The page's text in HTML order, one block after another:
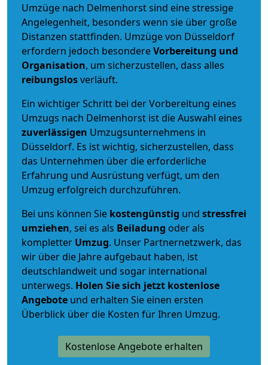
Umzüge nach Delmenhorst sind eine stressige
Angelegenheit, besonders wenn sie über große
Distanzen stattfinden. Umzüge von Düsseldorf
erfordern jedoch besondereVorbereitung und
Organisation, um sicherzustellen, dass alles
reibungslosverläuft.
Ein wichtiger Schritt bei der Vorbereitung eines
Umzugs nach Delmenhorst ist die Auswahl eines
zuverlässigen Umzugsunternehmens in
Düsseldorf. Es ist wichtig, sicherzustellen, dass
das Unternehmen über die erforderliche
Erfahrung und Ausrüstung verfügt, um den
Umzug erfolgreich durchzuführen.
Bei uns können Sie kostengünstig und stressfrei
umziehen, sei es als Beiladung oder als
kompletter Umzug. Unser Partnernetzwerk, das
wir über die Jahre aufgebaut haben, ist
deutschlandweit und sogar international
unterwegs. Holen Sie sich jetzt kostenlose
Angebote und erhalten Sie einen ersten
Überblick über die Kosten für Ihren Umzug.
Kostenlose Angebote erhalten